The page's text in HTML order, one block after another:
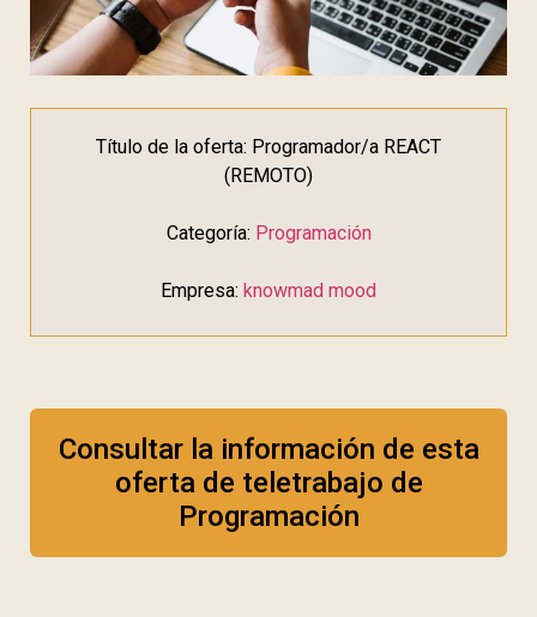
Título de la oferta: Programador/a REACT
(REMOTO)
Categoría: Programación
Empresa: knowmad mood
Consultar la información de esta
oferta de teletrabajo de
Programación